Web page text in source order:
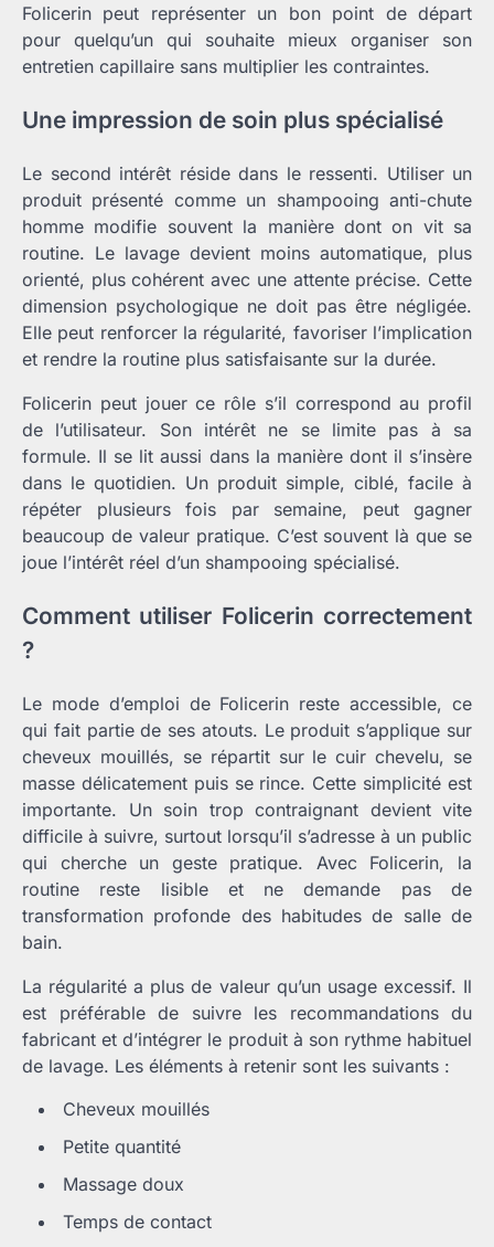
Folicerin peut représenter un bon point de départ
pour quelqu’un qui souhaite mieux organiser son
entretien capillaire sans multiplier les contraintes.
Une impression de soin plus spécialisé
Le second intérêt réside dans le ressenti. Utiliser un
produit présenté comme un shampooing anti-chute
homme modifie souvent la manière dont on vit sa
routine. Le lavage devient moins automatique, plus
orienté, plus cohérent avec une attente précise. Cette
dimension psychologique ne doit pas être négligée.
Elle peut renforcer la régularité, favoriser l’implication
et rendre la routine plus satisfaisante sur la durée.
Folicerin peut jouer ce rôle s’il correspond au profil
de l’utilisateur. Son intérêt ne se limite pas à sa
formule. Il se lit aussi dans la manière dont il s’insère
dans le quotidien. Un produit simple, ciblé, facile à
répéter plusieurs fois par semaine, peut gagner
beaucoup de valeur pratique. C’est souvent là que se
joue l’intérêt réel d’un shampooing spécialisé.
Comment utiliser Folicerin correctement
?
Le mode d’emploi de Folicerin reste accessible, ce
qui fait partie de ses atouts. Le produit s’applique sur
cheveux mouillés, se répartit sur le cuir chevelu, se
masse délicatement puis se rince. Cette simplicité est
importante. Un soin trop contraignant devient vite
difficile à suivre, surtout lorsqu’il s’adresse à un public
qui cherche un geste pratique. Avec Folicerin, la
routine reste lisible et ne demande pas de
transformation profonde des habitudes de salle de
bain.
La régularité a plus de valeur qu’un usage excessif. Il
est préférable de suivre les recommandations du
fabricant et d’intégrer le produit à son rythme habituel
de lavage. Les éléments à retenir sont les suivants :
Cheveux mouillés
Petite quantité
Massage doux
Temps de contact